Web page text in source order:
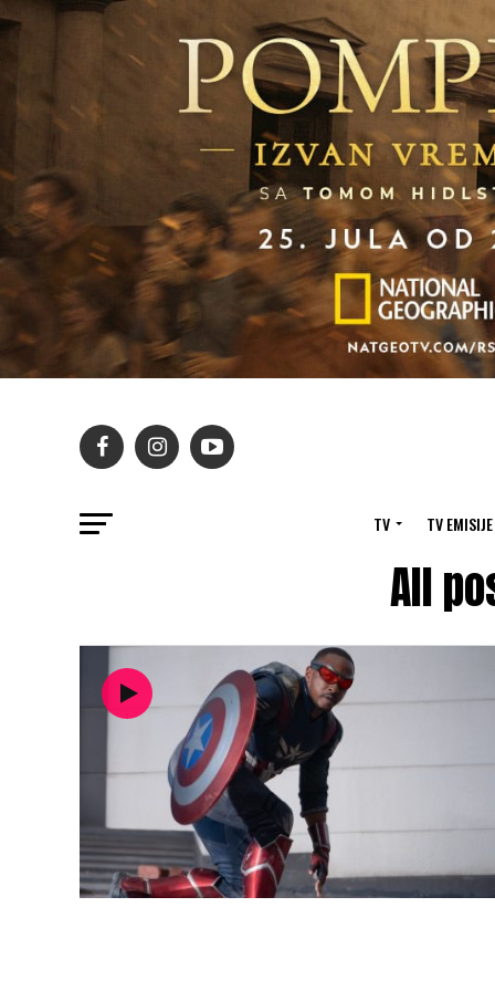
TV TV EMISIJE
All